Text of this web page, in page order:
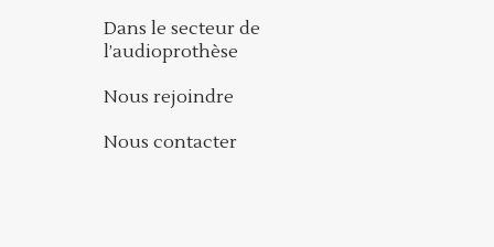
Dans le secteur de
l’audioprothèse
Nous rejoindre
Nous contacter